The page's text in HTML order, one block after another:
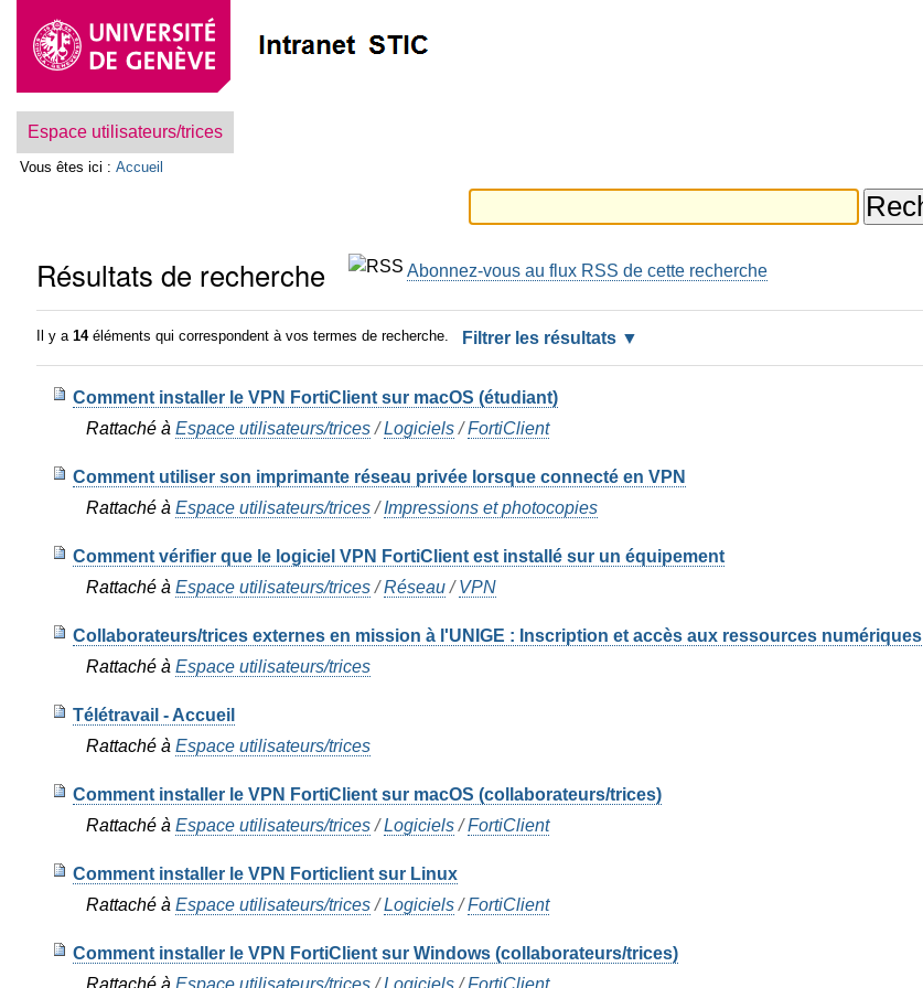
contenu.
à
la
navigation
personnels
Espace utilisateurs/trices
Vous êtes ici : Accueil
Résultats de recherche Abonnez-vous au flux RSS de cette recherche
Il y a14éléments qui correspondent à vos termes de recherche. Filtrer les résultats
Comment installer le VPN FortiClient sur macOS (étudiant)
Rattaché à Espace utilisateurs/trices /Logiciels /FortiClient
Comment utiliser son imprimante réseau privée lorsque connecté en VPN
Rattaché à Espace utilisateurs/trices /Impressions et photocopies
Comment vérifier que le logiciel VPN FortiClient est installé sur un équipement
Rattaché à Espace utilisateurs/trices /Réseau /VPN
Collaborateurs/trices externes en mission à l'UNIGE : Inscription et accès aux ressources numériques
Rattaché à Espace utilisateurs/trices
Télétravail - Accueil
Rattaché à Espace utilisateurs/trices
Comment installer le VPN FortiClient sur macOS (collaborateurs/trices)
Rattaché à Espace utilisateurs/trices /Logiciels /FortiClient
Comment installer le VPN Forticlient sur Linux
Rattaché à Espace utilisateurs/trices /Logiciels /FortiClient
Comment installer le VPN FortiClient sur Windows (collaborateurs/trices)